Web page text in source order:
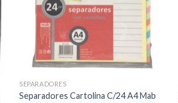
SEPARADORES
Separadores Cartolina C/24 A4 Mab